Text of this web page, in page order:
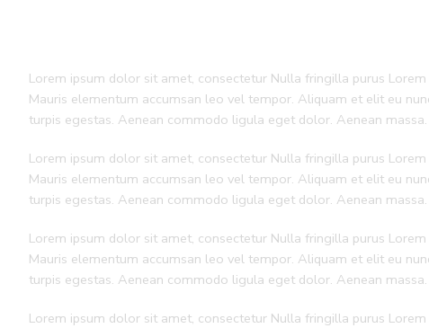
Lorem ipsum dolor sit amet, consectetur Nulla fringilla purus
Mauris elementum accumsan leo vel tempor. Aliquam et elit eu
turpis egestas. Aenean commodo ligula eget dolor. Aenean
Lorem ipsum dolor sit amet, consectetur Nulla fringilla purus
Mauris elementum accumsan leo vel tempor. Aliquam et elit eu
turpis egestas. Aenean commodo ligula eget dolor. Aenean
Lorem ipsum dolor sit amet, consectetur Nulla fringilla purus
Mauris elementum accumsan leo vel tempor. Aliquam et elit eu
turpis egestas. Aenean commodo ligula eget dolor. Aenean
Lorem ipsum dolor sit amet, consectetur Nulla fringilla purus